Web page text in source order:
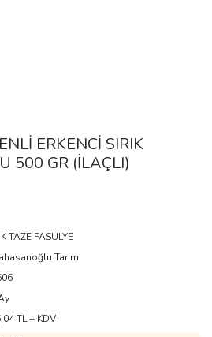
ERKENCİ SIRIK
500 GR (İLAÇLI)
TAZE FASULYE
Tarım
TL + KDV